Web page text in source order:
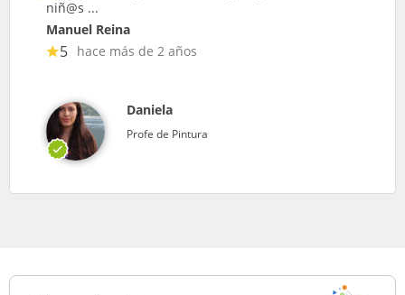
niñ@s ...
Manuel Reina
5 hace más de 2 años
Daniela
Profe de Pintura